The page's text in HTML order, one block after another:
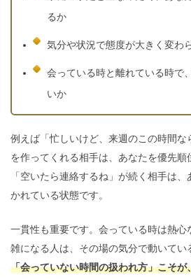
るか
気分や状況で態度が大きく変わ
会っている時と離れている時で
いか
例えば「忙しいけど、来週のこの時間
を作ってくれる相手は、あなたを優先順
「空いたら連絡するね」が続く相手は
かれている状態です。
一貫性も重要です。会っている時は熱
雑になる人は、その場の気分で動いてい
「会っていない時間の扱われ方」こそが